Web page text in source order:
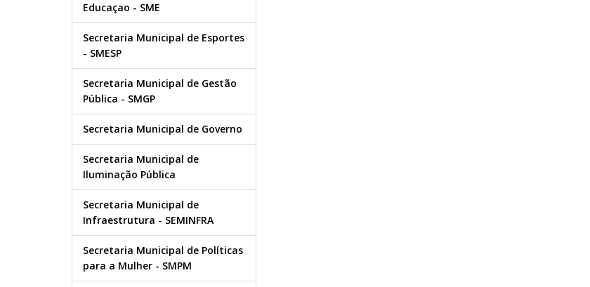
Educaçao - SME
Secretaria Municipal de Esportes
- SMESP
Secretaria Municipal de Gestão
Pública - SMGP
Secretaria Municipal de Governo
Secretaria Municipal de
Iluminação Pública
Secretaria Municipal de
Infraestrutura - SEMINFRA
Secretaria Municipal de Políticas
para a Mulher - SMPM